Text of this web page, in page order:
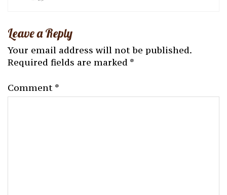
Leave a Reply
Your email address will not be published.
Required fields are marked *
Comment *